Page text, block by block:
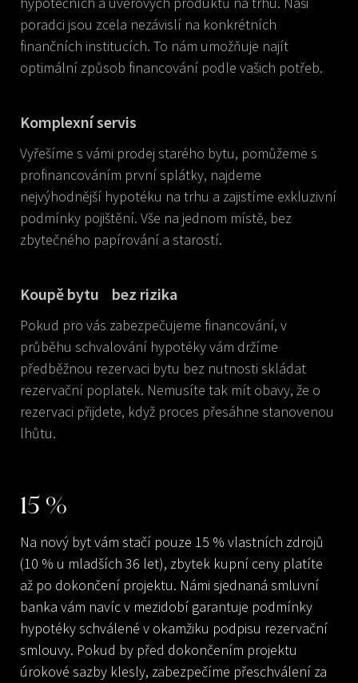
poradci jsou zcela nezávislí na konkrétních
finančních institucích. To nám umožňuje najít
optimální způsob financování podle vašich potřeb.
Komplexní servis
Vyřešíme s vámi prodej starého bytu, pomůžeme s
profinancováním první splátky, najdeme
nejvýhodnější hypotéku na trhu a zajistíme exkluzivní
podmínky pojištění. Vše na jednom místě, bez
zbytečného papírování a starostí.
Koupě bytu bez rizika
Pokud pro vás zabezpečujeme financování, v
průběhu schvalování hypotéky vám držíme
předběžnou rezervaci bytu bez nutnosti skládat
rezervační poplatek. Nemusíte tak mít obavy, že o
rezervaci přijdete, když proces přesáhne stanovenou
lhůtu.
15 %
Na nový byt vám stačí pouze 15 % vlastních zdrojů
(10 % u mladších 36 let), zbytek kupní ceny platíte
až po dokončení projektu. Námi sjednaná smluvní
banka vám navíc v mezidobí garantuje podmínky
hypotéky schválené v okamžiku podpisu rezervační
smlouvy. Pokud by před dokončením projektu
úrokové sazby klesly, zabezpečíme přeschválení za